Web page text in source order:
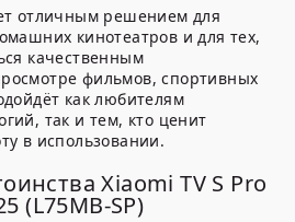
отличным решением для
кинотеатров и для тех,
качественным
фильмов, спортивных
как любителям
так и тем, кто ценит
в использовании.
Xiaomi TV S Pro
(L75MB-SP)